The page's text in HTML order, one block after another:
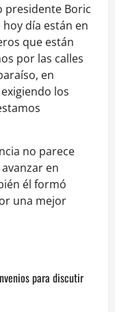
presidente Boric
día están en
que están
por las calles
en
los
no parece
en
él formó
una mejor
para discutir